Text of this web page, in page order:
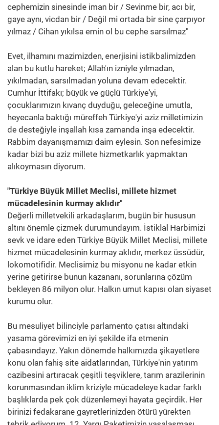
cephemizin sinesinde iman bir / Sevinme bir, acı bir,
gaye aynı, vicdan bir / Değil mi ortada bir sine çarpıyor
yılmaz / Cihan yıkılsa emin ol bu cephe sarsılmaz"
Evet, ilhamını mazimizden, enerjisini istikbalimizden
alan bu kutlu hareket; Allah'ın izniyle yılmadan,
yıkılmadan, sarsılmadan yoluna devam edecektir.
Cumhur İttifakı; büyük ve güçlü Türkiye'yi,
çocuklarımızın kıvanç duyduğu, geleceğine umutla,
heyecanla baktığı müreffeh Türkiye'yi aziz milletimizin
de desteğiyle inşallah kısa zamanda inşa edecektir.
Rabbim dayanışmamızı daim eylesin. Son nefesimize
kadar bizi bu aziz millete hizmetkarlık yapmaktan
alıkoymasın diyorum.
"Türkiye Büyük Millet Meclisi, millete hizmet
mücadelesinin kurmay aklıdır"
Değerli milletvekili arkadaşlarım, bugün bir hususun
altını önemle çizmek durumundayım. İstiklal Harbimizi
sevk ve idare eden Türkiye Büyük Millet Meclisi, millete
hizmet mücadelesinin kurmay aklıdır, merkez üssüdür,
lokomotifidir. Meclisimiz bu misyonu ne kadar etkin
yerine getirirse bunun kazananı, sorunlarına çözüm
bekleyen 86 milyon olur. Halkın umut kapısı olan siyaset
kurumu olur.
Bu mesuliyet bilinciyle parlamento çatısı altındaki
yasama görevimizi en iyi şekilde ifa etmenin
çabasındayız. Yakın dönemde halkımızda şikayetlere
konu olan fahiş site aidatlarından, Türkiye'nin yatırım
cazibesini artıracak çeşitli teşviklere, tarım arazilerinin
korunmasından iklim kriziyle mücadeleye kadar farklı
başlıklarda pek çok düzenlemeyi hayata geçirdik. Her
birinizi fedakarane gayretlerinizden ötürü yürekten